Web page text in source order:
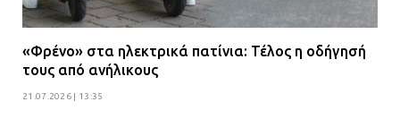
«Φρένο» στα ηλεκτρικά πατίνια: Τέλος η οδήγησή
τους από ανήλικους
21.07.2026 | 13:35